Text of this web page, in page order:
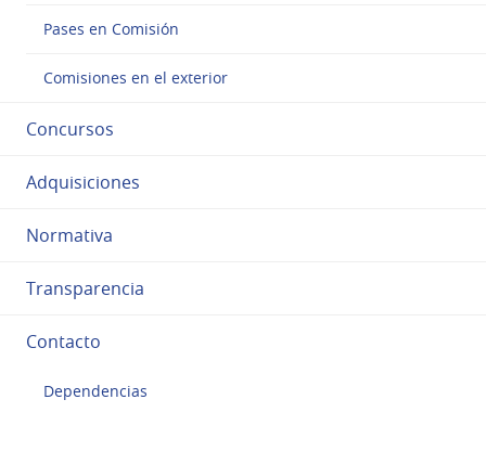
Pases en Comisión
Comisiones en el exterior
Concursos
Adquisiciones
Normativa
Transparencia
Contacto
Dependencias